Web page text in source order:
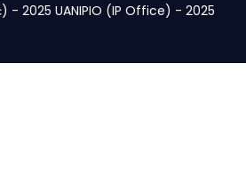
- 2025 UANIPIO (IP Office) - 2025